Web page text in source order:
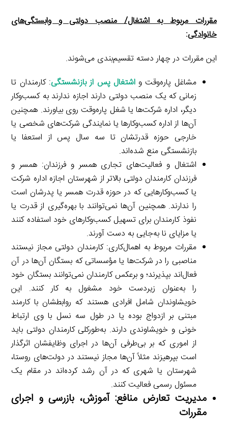
مقررات مربوط به اشتغال/ منصب دولتی و وابستگی‌های
خانوادگی:
این مقررات در چهار دسته تقسیم‌بندی می‌شوند.
مشاغل پاره‌وقت و اشتغال پس از بازنشستگی: کارمندان تا
زمانی که یک منصب دولتی دارند اجازه ندارند به کسب‌وکار
دیگر، اداره شرکت‌ها یا شغل پاره‌وقت روی بیاورند. همچنین
آن‌ها از اداره کسب‌وکارها یا نمایندگی شرکت‌های شخصی یا
خارجی حوزه قدرتشان تا سه سال پس از استعفا یا
بازنشستگی منع شده‌اند.
اشتغال و فعالیت‌های تجاری همسر و فرزندان: همسر و
فرزندان کارمندان دولتی بالاتر از شهرستان اجازه اداره شرکت
یا کسب‌وکارهایی که در حوزه قدرت همسر یا پدرشان است
را ندارند. همچنین آن‌ها نمی‌توانند با بهره‌گیری از قدرت یا
نفوذ کارمندان برای تسهیل کسب‌وکارهای خود استفاده کنند
یا مزایای نا به‌جایی به دست آورند.
مقررات مربوط به اهمال‌کاری: کارمندان دولتی مجاز نیستند
مناصبی را در شرکت‌ها یا مؤسساتی که بستگان آن‌ها در آن
فعال‌اند بپذیرند؛ و برعکس کارمندان نمی‌توانند بستگان خود
را به‌عنوان زیردست خود مشغول به کار کنند. این
خویشاوندان شامل افرادی هستند که روابطشان با کارمند
مبتنی بر ازدواج بوده یا در طول سه نسل با وی ارتباط
خونی و خویشاوندی دارند. به‌طورکلی کارمندان دولتی باید
از اموری که بر بی‌طرفی آن‌ها در اجرای وظایفشان اثرگذار
است بپرهیزند مثلاً آن‌ها مجاز نیستند در دولت‌های روستا،
شهرستان یا شهری که در آن رشد کرده‌اند در مقام یک
مسئول رسمی فعالیت کنند.
مدیریت تعارض منافع: آموزش، بازرسی و اجرای
مقررات